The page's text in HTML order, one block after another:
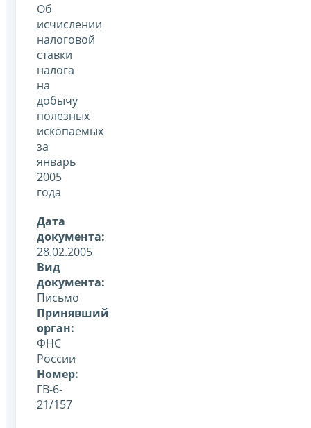
Об
исчислении
налоговой
ставки
налога
на
добычу
полезных
ископаемых
за
январь
2005
года
Дата
документа:
28.02.2005
Вид
документа:
Письмо
Принявший
орган:
ФНС
России
Номер:
ГВ-6-
21/157